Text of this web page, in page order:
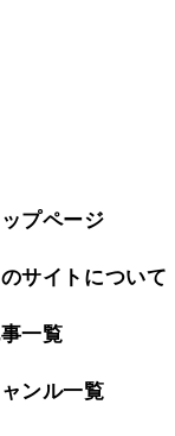
プページ
サイトについて
一覧
ンル一覧